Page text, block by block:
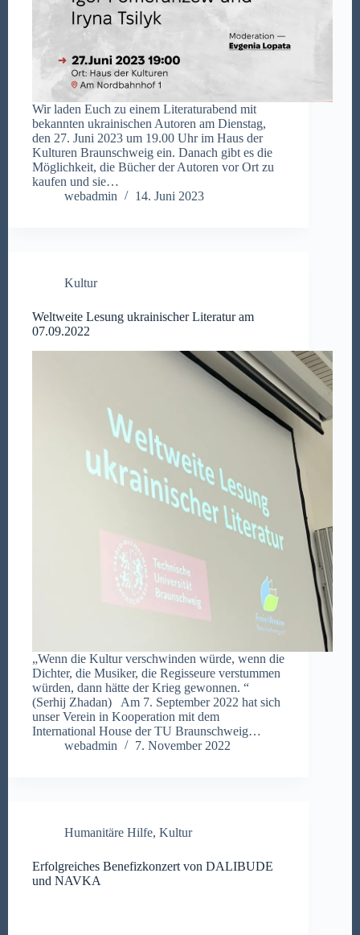
Wir laden Euch zu einem Literaturabend mit
bekannten ukrainischen Autoren am Dienstag,
den 27. Juni 2023 um 19.00 Uhr im Haus der
Kulturen Braunschweig ein. Danach gibt es die
Möglichkeit, die Bücher der Autoren vor Ort zu
kaufen und sie…
webadmin
14. Juni 2023
Kultur
Weltweite Lesung ukrainischer Literatur am
07.09.2022
„Wenn die Kultur verschwinden würde, wenn die
Dichter, die Musiker, die Regisseure verstummen
würden, dann hätte der Krieg gewonnen. “
(Serhij Zhadan) Am 7. September 2022 hat sich
unser Verein in Kooperation mit dem
International House der TU Braunschweig…
webadmin
7. November 2022
Humanitäre Hilfe, Kultur
Erfolgreiches Benefizkonzert von DALIBUDE
und NAVKA